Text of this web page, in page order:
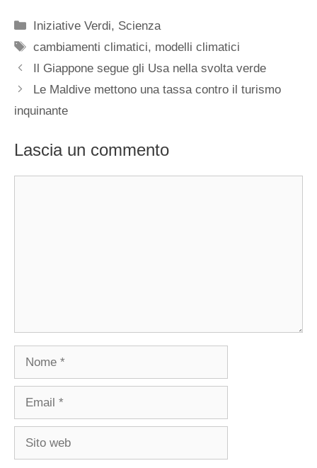
Categorie
Iniziative Verdi, Scienza
Tag
cambiamenti climatici, modelli climatici
Il Giappone segue gli Usa nella svolta verde
Le Maldive mettono una tassa contro il turismo
inquinante
Lascia un commento
Nome
Email
Sito